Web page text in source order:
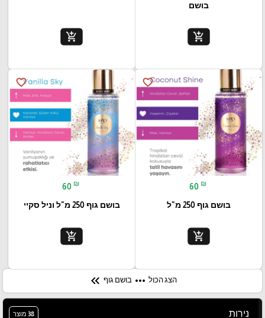
בושם
add_shopping_cart
add_shopping_cart
favorite_border
60 ₪
בושם גוף 250 מ"ל
add_shopping_cart
favorite_border
60 ₪
בושם גוף 250 מ"ל וניל סקיי
add_shopping_cart
הצג הכול more_horiz בושם גוף keyboard_double_arrow_left
נירות 38 מוצר